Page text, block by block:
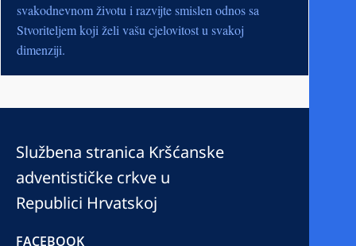
svakodnevnom životu i razvijte smislen odnos sa
Stvoriteljem koji želi vašu cjelovitost u svakoj
dimenziji.
Službena stranica Kršćanske
adventističke crkve u
Republici Hrvatskoj
FACEBOOK